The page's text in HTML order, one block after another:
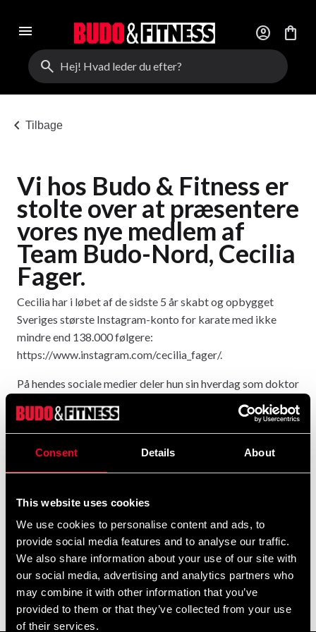
Consent Details About
This website uses cookies
We use cookies to personalise content and ads, to
provide social media features and to analyse our traffic.
We also share information about your use of our site with
our social media, advertising and analytics partners who
may combine it with other information that you’ve
provided to them or that they’ve collected from your use
of their services.
menu account_circle
shopping_bag
search
chevron_left Tilbage
Vi hos Budo & Fitness er
stolte over at præsentere
vores nye medlem af
Team Budo-Nord, Cecilia
Fager.
Cecilia har i løbet af de sidste 5 år skabt og opbygget
Sveriges største Instagram-konto for karate med ikke
mindre end 138.000 følgere:
https://www.instagram.com/cecilia_fager/.
På hendes sociale medier deler hun sin hverdag som doktor
Kungliga Tekniska Högskolan i Stockholm, samtidig med
at hun balancerer det med karatetræning og konkurrencer.
Kata både nationalt og internationalt.
"Jeg ser virkelig frem til at arbejde sammen med Budo-
Nord, da jeg i mange år har konkurreret og trænet i en
Budo-Nord karategi, så jeg ved, at de virkelig står for
kvalitet og fantastiske produkter!" – siger Cecilia
afslutningsvis.